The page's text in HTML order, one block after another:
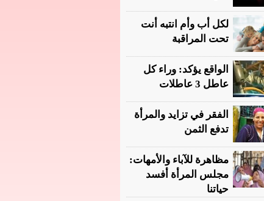
لكل أب وأم انتبه أنت
تحت المراقبة
الواقع يؤكد: وراء كل
عاطل 3 عاطلات
الفقر في تزايد والمرأة
تدفع الثمن
مظاهرة للآباء والأمهات:
مجلس المرأة أفسد
حياتنا